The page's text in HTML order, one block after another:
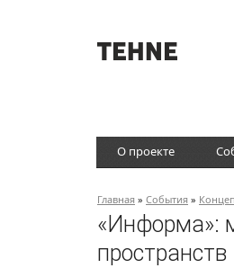
О проекте
Главная » События »
«Информа»:
пространств